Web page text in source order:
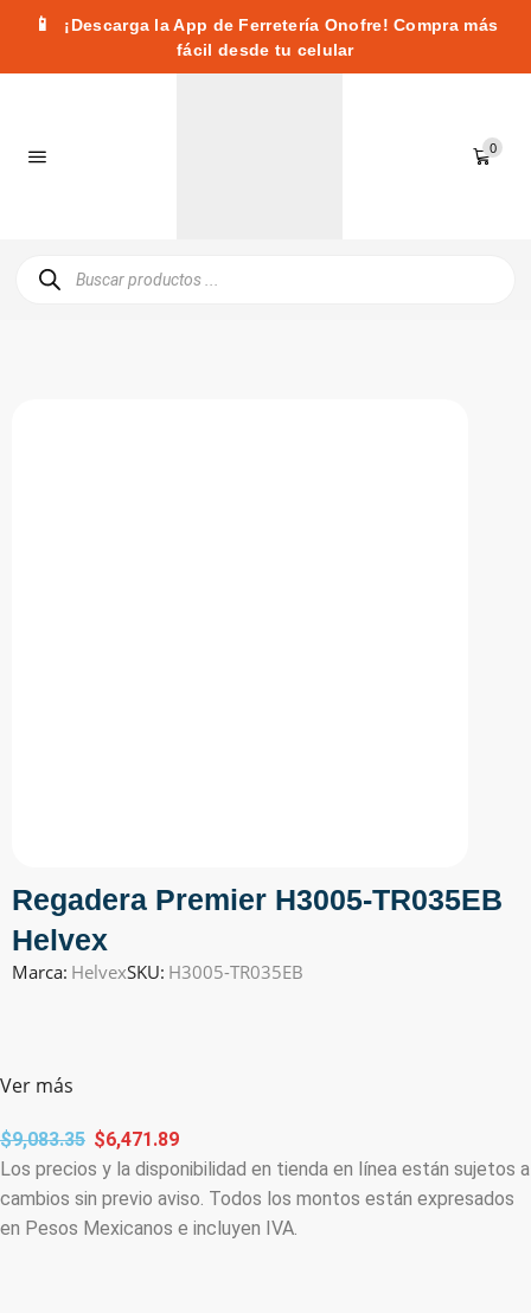
📱
¡Descarga la App de Ferretería Onofre! Compra más
fácil desde tu celular
0
Regadera Premier H3005-TR035EB
Helvex
Marca: HelvexSKU: H3005-TR035EB
Ver más
$9,083.35 $6,471.89
Los precios y la disponibilidad en tienda en línea están sujetos a
cambios sin previo aviso. Todos los montos están expresados
en Pesos Mexicanos e incluyen IVA.